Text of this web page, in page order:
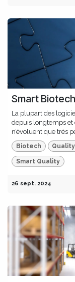
Smart
La plupart des
depuis longtemps et
n’évoluent que très
Biotech
Smart Quality
26 sept. 2024